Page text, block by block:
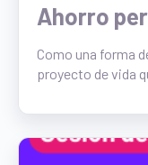
Ahorro
Como una forma
proyecto de vida